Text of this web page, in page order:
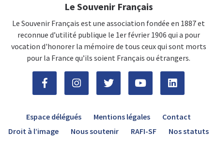
Le Souvenir Français
Le Souvenir Français est une association fondée en 1887 et
reconnue d’utilité publique le 1er février 1906 qui a pour
vocation d'honorer la mémoire de tous ceux qui sont morts
pour la France qu’ils soient Français ou étrangers.
Espace délégués Mentions légales
Contact
Droit à l’image
Nous soutenir RAFI-SF Nos statuts